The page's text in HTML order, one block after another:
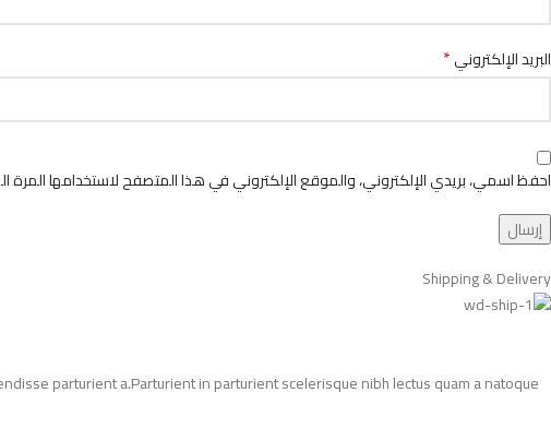
البريد الإلكتروني*
احفظ اسمي، بريدي الإلكتروني، والموقع الإلكتروني في هذا المتصفح لاستخدامها المرة
Shipping & Delivery
parturient a.Parturient in parturient scelerisque nibh lectus quam a natoque